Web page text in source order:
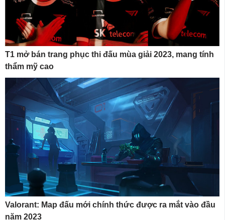
T1 mở bán trang phục thi đấu mùa giải 2023, mang tính
thẩm mỹ cao
Valorant: Map đấu mới chính thức được ra mắt vào đầu
năm 2023